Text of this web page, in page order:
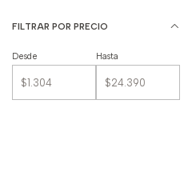
FILTRAR POR PRECIO
Desde Hasta